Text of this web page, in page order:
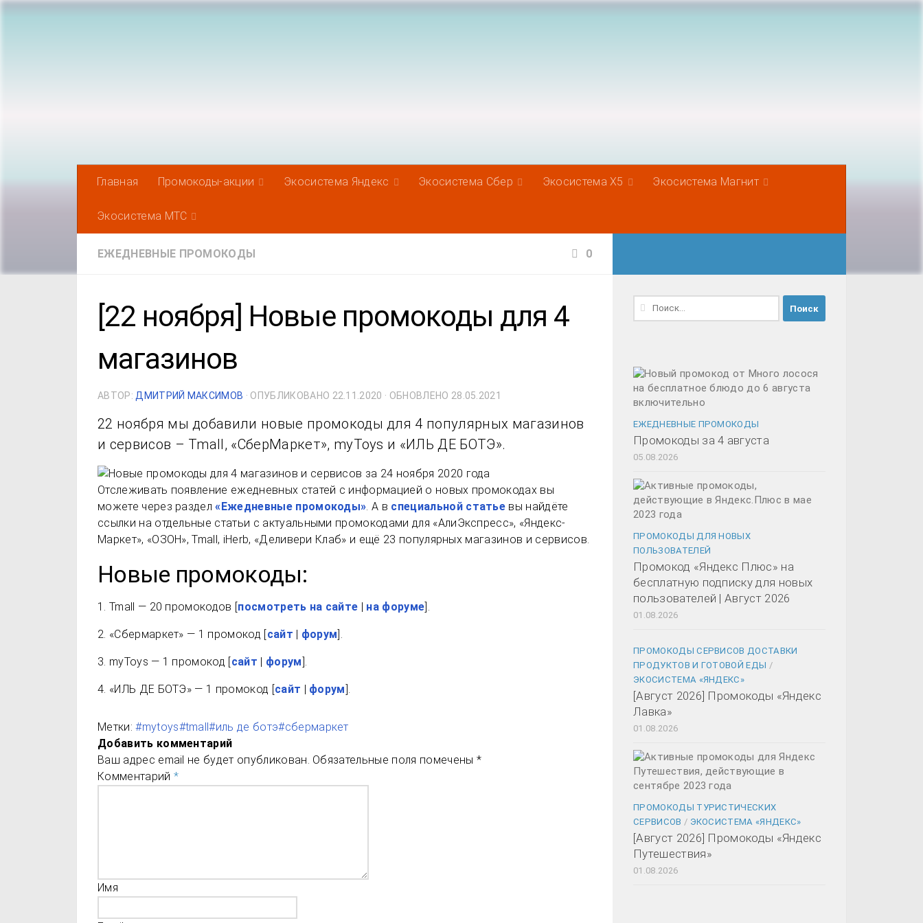
Главная Промокоды-акции Экосистема Яндекс Экосистема Сбер Экосистема Х5 Экосистема Магнит
Экосистема МТС
ЕЖЕДНЕВНЫЕ ПРОМОКОДЫ 0
[22 ноября] Новые промокоды для 4
магазинов
АВТОР: ДМИТРИЙ МАКСИМОВ · ОПУБЛИКОВАНО 22.11.2020 · ОБНОВЛЕНО 28.05.2021
22 ноября мы добавили новые промокоды для 4 популярных магазинов
и сервисов – Tmall, «СберМаркет», myToys и «ИЛЬ ДЕ БОТЭ».
Отслеживать появление ежедневных статей с информацией о новых промокодах вы
можете через раздел«Ежедневные промокоды». А в специальной статье вы найдёте
ссылки на отдельные статьи с актуальными промокодами для «АлиЭкспресс», «Яндекс-
Маркет», «ОЗОН», Tmall, iHerb, «Деливери Клаб» и ещё 23 популярных магазинов и сервисов.
Новые промокоды:
1. Tmall — 20 промокодов [посмотреть на сайте | на форуме].
2. «Сбермаркет» — 1 промокод [сайт | форум].
3. myToys — 1 промокод [сайт | форум].
4. «ИЛЬ ДЕ БОТЭ» — 1 промокод [сайт | форум].
Метки: #mytoys#tmall#иль де ботэ#сбермаркет
Добавить комментарий
Ваш адрес email не будет опубликован. Обязательные поля помечены *
Комментарий *
Имя
Найти:
ЕЖЕДНЕВНЫЕ ПРОМОКОДЫ
Промокоды за 4 августа
05.08.2026
ПРОМОКОДЫ ДЛЯ НОВЫХ
ПОЛЬЗОВАТЕЛЕЙ
Промокод «Яндекс Плюс» на
бесплатную подписку для новых
пользователей | Август 2026
01.08.2026
ПРОМОКОДЫ СЕРВИСОВ ДОСТАВКИ
ПРОДУКТОВ И ГОТОВОЙ ЕДЫ /
ЭКОСИСТЕМА «ЯНДЕКС»
[Август 2026] Промокоды «Яндекс
Лавка»
01.08.2026
ПРОМОКОДЫ ТУРИСТИЧЕСКИХ
СЕРВИСОВ / ЭКОСИСТЕМА «ЯНДЕКС»
[Август 2026] Промокоды «Яндекс
Путешествия»
01.08.2026